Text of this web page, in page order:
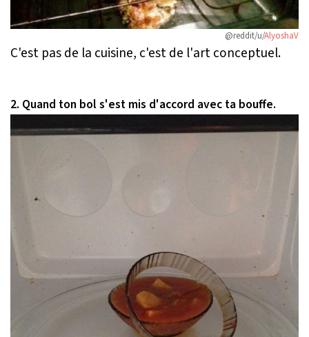
@reddit/u/AlyoshaV
C'est pas de la cuisine, c'est de l'art conceptuel.
2. Quand ton bol s'est mis d'accord avec ta bouffe.